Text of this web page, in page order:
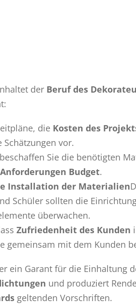
der Beruf des
die Kosten des
Schätzungen vor.
Sie die benötigten
Anforderungen Budget.
Installation der Materialien
Schüler sollten die
überwachen.
Zufriedenheit des Kunden
gemeinsam mit dem Kunden
ein Garant für die Einhaltung
und produziert
geltenden Vorschriften.